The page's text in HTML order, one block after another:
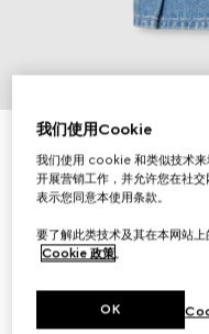
饰织带婴儿牛仔连衣裙
€ 650
我们使用Cookie
我们使用 cookie 和类似技术来
开展营销工作，并允许您在社
表示您同意本使用条款。
要了解此类技术及其在本网站
Cookie 政策。
OK